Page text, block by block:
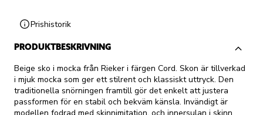
Prishistorik
PRODUKTBESKRIVNING
Beige sko i mocka från Rieker i färgen Cord. Skon är tillverkad
i mjuk mocka som ger ett stilrent och klassiskt uttryck. Den
traditionella snörningen framtill gör det enkelt att justera
passformen för en stabil och bekväm känsla. Invändigt är